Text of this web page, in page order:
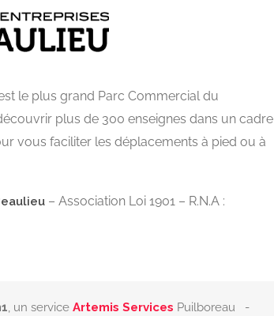
le plus grand Parc Commercial du
plus de 300 enseignes dans un cadre
vous faciliter les déplacements à pied ou à
– Association Loi 1901 – R.N.A :
, un service Artemis Services Puilboreau -